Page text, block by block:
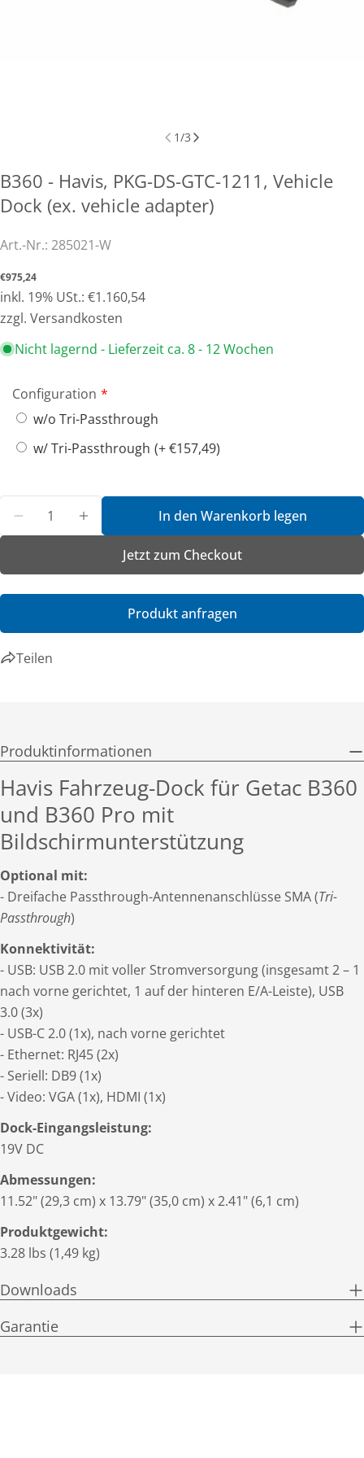
1/3
B360 - Havis, PKG-DS-GTC-1211, Vehicle
Dock (ex. vehicle adapter)
Art.-Nr.: 285021-W
Normaler
Preis
€975,24
inkl. 19% USt.: €1.160,54
zzgl. Versandkosten
Nicht lagernd - Lieferzeit ca. 8 - 12 Wochen
Configuration
w/o Tri-Passthrough
w/ Tri-Passthrough (+ €157,49)
Menge für B360 - Havis, PKG-DS-GTC-1211,
Menge für B360 - Havis, PKG-DS-GTC-
In den Warenkorb legen
Jetzt zum Checkout
Produkt anfragen
Teilen
Dieses Produkt teilen
Produktinformationen
Havis Fahrzeug-Dock für Getac B360
und B360 Pro mit
Bildschirmunterstützung
Optional mit:
- Dreifache Passthrough-Antennenanschlüsse SMA (Tri-
Passthrough)
Konnektivität:
- USB: USB 2.0 mit voller Stromversorgung (insgesamt 2 – 1
nach vorne gerichtet, 1 auf der hinteren E/A-Leiste), USB
3.0 (3x)
- USB-C 2.0 (1x), nach vorne gerichtet
- Ethernet: RJ45 (2x)
- Seriell: DB9 (1x)
- Video: VGA (1x), HDMI (1x)
Dock-Eingangsleistung:
19V DC
Abmessungen:
11.52" (29,3 cm) x 13.79" (35,0 cm) x 2.41" (6,1 cm)
Produktgewicht:
3.28 lbs (1,49 kg)
Downloads
Garantie